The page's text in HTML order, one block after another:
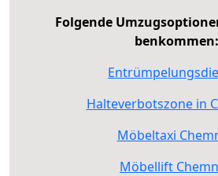
Folgende
benkommen:
Halteverbotszone in
Möbeltaxi
Möbellift